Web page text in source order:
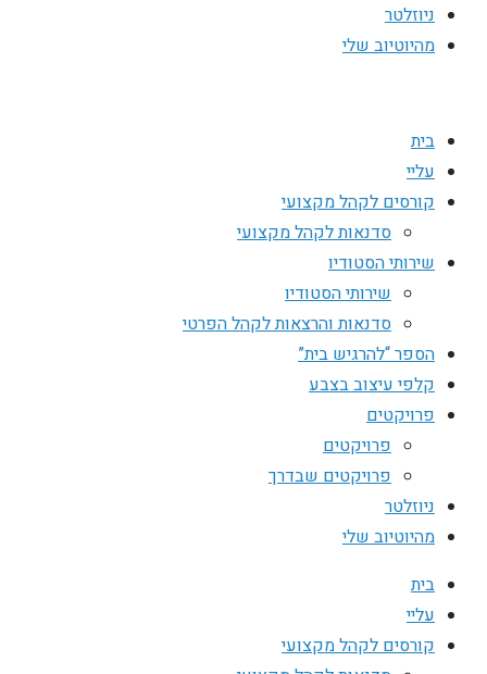
ניוזלטר
מהיוטיוב שלי
בית
עליי
קורסים לקהל מקצועי
סדנאות לקהל מקצועי
שירותי הסטודיו
שירותי הסטודיו
סדנאות והרצאות לקהל הפרטי
הספר “להרגיש בית”
קלפי עיצוב בצבע
פרויקטים
פרויקטים
פרויקטים שבדרך
ניוזלטר
מהיוטיוב שלי
בית
עליי
קורסים לקהל מקצועי